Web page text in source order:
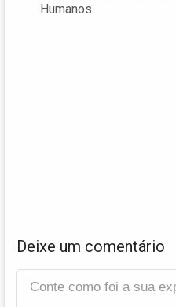
Humanos
Deixe um comentário